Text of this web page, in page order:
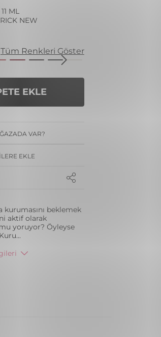
ML
NEW
Tüm Renkleri Göster
EKLE
VAR?
EKLE
beklemek
aktif olarak
yoruyor? Öyleyse
...